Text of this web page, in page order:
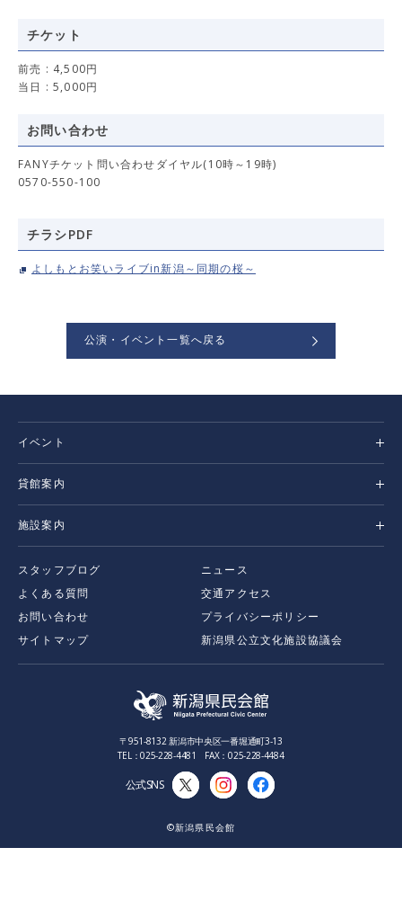
チケット
前売 : 4,500円
当日 : 5,000円
お問い合わせ
FANYチケット問い合わせダイヤル(10時～19時)
0570-550-100
チラシPDF
よしもとお笑いライブin新潟～同期の桜～
公演・イベント一覧へ戻る
イベント
貸館案内
施設案内
スタッフブログ
ニュース
よくある質問
交通アクセス
お問い合わせ
プライバシーポリシー
サイトマップ
新潟県公立文化施設協議会
〒951-8132 新潟市中央区一番堀通町3-13
TEL：025-228-4481 FAX：025-228-4484
公式SNS
©新潟県民会館